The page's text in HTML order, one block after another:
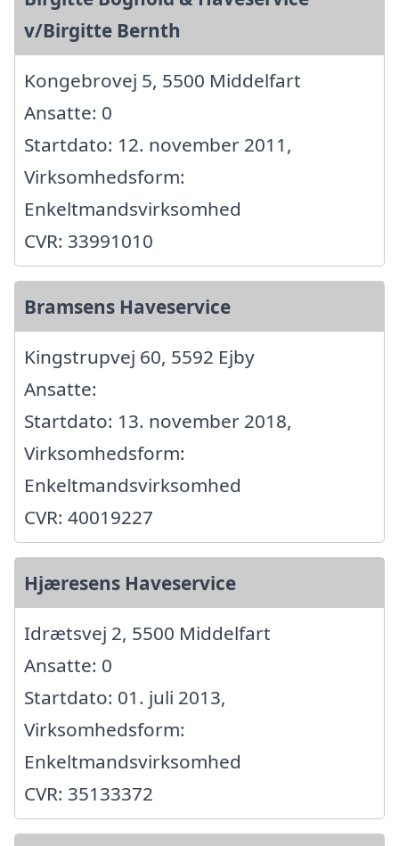
v/Birgitte Bernth
Kongebrovej 5, 5500 Middelfart
Ansatte: 0
Startdato: 12. november 2011,
Virksomhedsform:
Enkeltmandsvirksomhed
CVR: 33991010
Bramsens Haveservice
Kingstrupvej 60, 5592 Ejby
Ansatte:
Startdato: 13. november 2018,
Virksomhedsform:
Enkeltmandsvirksomhed
CVR: 40019227
Hjæresens Haveservice
Idrætsvej 2, 5500 Middelfart
Ansatte: 0
Startdato: 01. juli 2013,
Virksomhedsform:
Enkeltmandsvirksomhed
CVR: 35133372